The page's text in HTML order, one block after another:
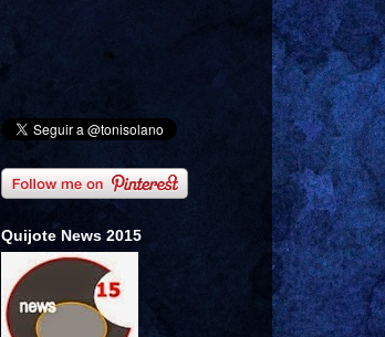
Quijote News 2015